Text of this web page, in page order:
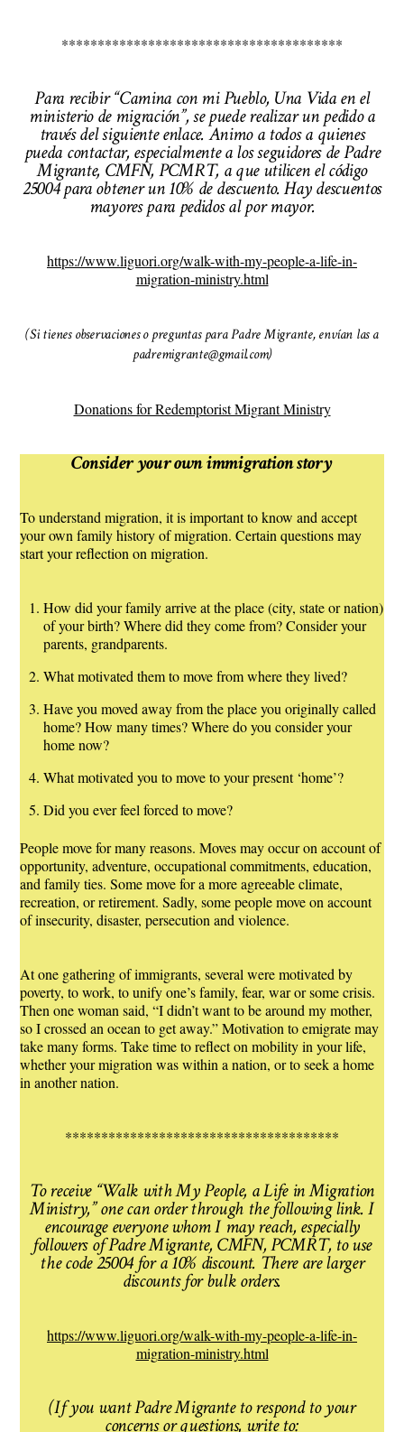
***************************************
Para recibir “Camina con mi Pueblo, Una Vida en el
ministerio de migración”, se puede realizar un pedido a
través del siguiente enlace. Animo a todos a quienes
pueda contactar, especialmente a los seguidores de Padre
Migrante, CMFN, PCMRT, a que utilicen el código
25004 para obtener un 10% de descuento. Hay descuentos
mayores para pedidos al por mayor.
https://www.liguori.org/walk-with-my-people-a-life-in-
migration-ministry.html
(Si tienes observaciones o preguntas para Padre Migrante, envían las a
padremigrante@gmail.com)
Donations for Redemptorist Migrant Ministry
Consider your own immigration story
To understand migration, it is important to know and accept
your own family history of migration. Certain questions may
start your reflection on migration.
How did your family arrive at the place (city, state or nation)
of your birth? Where did they come from? Consider your
parents, grandparents.
What motivated them to move from where they lived?
Have you moved away from the place you originally called
home? How many times? Where do you consider your
home now?
What motivated you to move to your present ‘home’?
Did you ever feel forced to move?
People move for many reasons. Moves may occur on account of
opportunity, adventure, occupational commitments, education,
and family ties. Some move for a more agreeable climate,
recreation, or retirement. Sadly, some people move on account
of insecurity, disaster, persecution and violence.
At one gathering of immigrants, several were motivated by
poverty, to work, to unify one’s family, fear, war or some crisis.
Then one woman said, “I didn’t want to be around my mother,
so I crossed an ocean to get away.” Motivation to emigrate may
take many forms. Take time to reflect on mobility in your life,
whether your migration was within a nation, or to seek a home
in another nation.
**************************************
To receive “Walk with My People, a Life in Migration
Ministry,” one can order through the following link. I
encourage everyone whom I may reach, especially
followers of Padre Migrante, CMFN, PCMRT, to use
the code 25004 for a 10% discount. There are larger
discounts for bulk orders.
https://www.liguori.org/walk-with-my-people-a-life-in-
migration-ministry.html
(If you want Padre Migrante to respond to your
concerns or questions, write to: